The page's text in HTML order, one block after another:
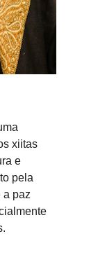
xiitas
e
pela
a paz